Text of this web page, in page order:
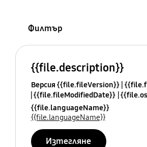
Филтър
{{file.description}}
Версия {{file.fileVersion}}
{{file.fileModifiedDate}}
{{file.languageName}}
{{file.languageName}}
Изтегляне